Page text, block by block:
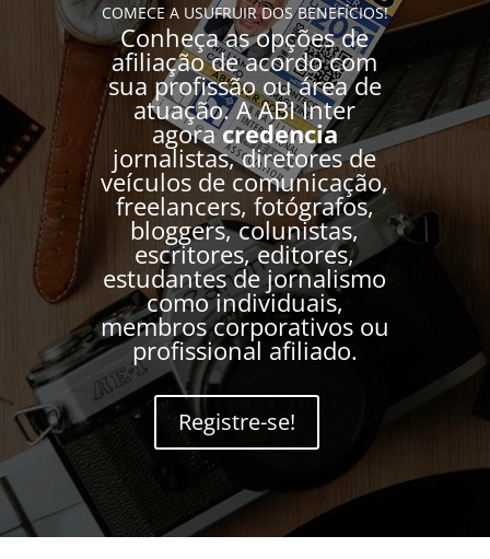
COMECE A USUFRUIR DOS BENEFÍCIOS!
Conheça as opções de
afiliação de acordo com
sua profissão ou área de
atuação. A ABI Inter
agoracredencia
jornalistas, diretores de
veículos de comunicação,
freelancers, fotógrafos,
bloggers, colunistas,
escritores, editores,
estudantes de jornalismo
como individuais,
membros corporativos ou
profissional afiliado.
Registre-se!